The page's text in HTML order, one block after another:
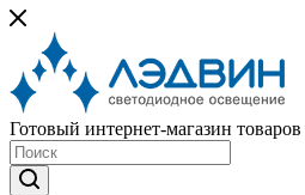
Готовый интернет-магазин